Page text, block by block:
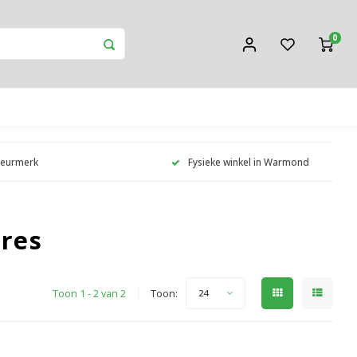
0
Fysieke winkel in Warmond
Toon 1 - 2 van 2 Toon: 24